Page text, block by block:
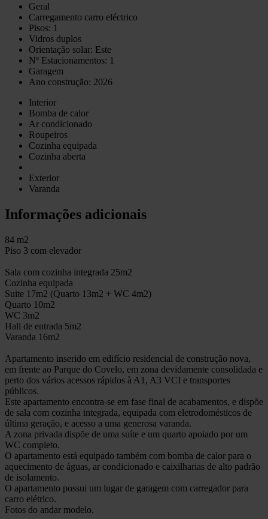
Geral
Carregamento carro eléctrico
Pisos: 1
Vidros duplos
Orientação solar: Este
Nº Estacionamentos: 1
Garagem
Ano construção: 2026
Interior
Bomba de calor
Ar condicionado
Roupeiros
Cozinha equipada
Cozinha aberta
Exterior
Varanda
Informações adicionais
84 m2
Piso 3 com elevador
Sala com cozinha integrada 25m2
Cozinha equipada
Suite 17m2 (Quarto 13m2 + WC 4m2)
Quarto 10m2
WC 3m2
Hall de entrada 5m2
Varanda 16m2
Apartamento inserido em edifício residencial de construção nova,
em frente ao Parque do Covelo, em zona devidamente consolidada e
perto dos vários acessos rápidos à A1, A3 VCI e transportes
públicos.
Este apartamento encontra-se em fase final de acabamentos, e dispõe
de sala com cozinha integrada, equipada com eletrodomésticos de
última geração, e acesso a uma generosa varanda.
A zona privada dispõe de uma suíte e um quarto apoiado por um
WC completo.
O apartamento está equipado também com bomba de calor para o
aquecimento de águas, ar condicionado e caixilharias de alto padrão
de isolamento.
O apartamento possui um lugar de garagem com carregador para
carro elétrico.
Fotos do andar modelo.